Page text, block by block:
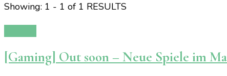
Showing: 1 - 1 of 1 RESULTS
[Gaming] Out soon – Neue Spiele im